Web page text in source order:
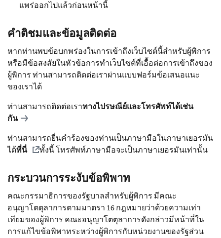
แพร่ออกไปแล้วก่อนหน้านี้
คำติชมและข้อมูลติดต่อ
หากท่านพบข้อบกพร่องในการเข้าถึงเว็บไซต์นี้สำหรับผู้พิการ
หรือมีข้อสงสัยในหัวข้อการทำเว็บไซต์ที่เอื้อต่อการเข้าถึงของ
ผู้พิการ ท่านสามารถติดต่อเราผ่านแบบฟอร์มข้อเสนอแนะ
ของเราได้
ท่านสามารถติดต่อเราทางไปรษณีย์และโทรศัพท์ได้เช่น
กัน
ท่านสามารถยื่นคำร้องของท่านเป็นภาษามือในภาษาเยอรมัน
ได้ที่นี่ ทั้งนี้ โทรศัพท์ภาษามือจะเป็นภาษาเยอรมันเท่านั้น
กระบวนการระงับข้อพิพาท
คณะกรรมาธิการของรัฐบาลสำหรับผู้พิการ มีคณะ
อนุญาโตตุลาการตามมาตรา 16 กฎหมายว่าด้วยความเท่า
เทียมของผู้พิการ คณะอนุญาโตตุลาการดังกล่าวมีหน้าที่ใน
การแก้ไขข้อพิพาทระหว่างผู้พิการกับหน่วยงานของรัฐส่วน